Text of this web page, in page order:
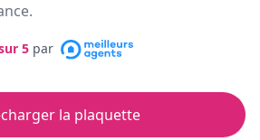
5 par
la plaquette